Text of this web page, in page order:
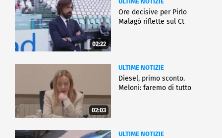
02:22
Ore decisive per Pirlo
Malagò riflette sul Ct
02:03
ULTIME NOTIZIE
Diesel, primo sconto.
Meloni: faremo di tutto
ULTIME NOTIZIE